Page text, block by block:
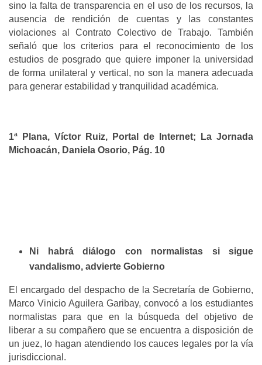
sino la falta de transparencia en el uso de los recursos, la
ausencia de rendición de cuentas y las constantes
violaciones al Contrato Colectivo de Trabajo. También
señaló que los criterios para el reconocimiento de los
estudios de posgrado que quiere imponer la universidad
de forma unilateral y vertical, no son la manera adecuada
para generar estabilidad y tranquilidad académica.
1ª Plana, Víctor Ruiz, Portal de Internet; La Jornada
Michoacán, Daniela Osorio, Pág. 10
Ni habrá diálogo con normalistas si sigue
vandalismo, advierte Gobierno
El encargado del despacho de la Secretaría de Gobierno,
Marco Vinicio Aguilera Garibay, convocó a los estudiantes
normalistas para que en la búsqueda del objetivo de
liberar a su compañero que se encuentra a disposición de
un juez, lo hagan atendiendo los cauces legales por la vía
jurisdiccional.